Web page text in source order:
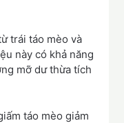
trái táo mèo và
này có khả năng
mỡ dư thừa tích
táo mèo giảm